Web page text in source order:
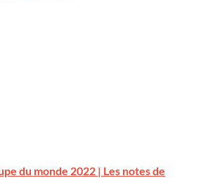
du monde 2022 | Les notes de